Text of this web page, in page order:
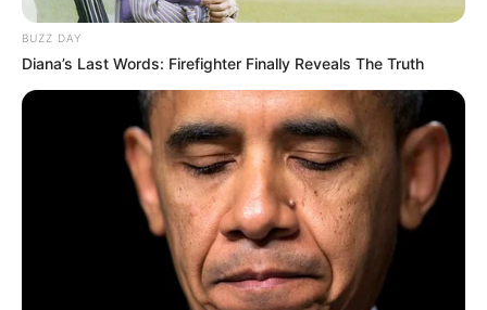
Αριστοτέλης Δαμίγος: Σε κλίμα βαθιάς
που έχασε τη ζωή του στη σύγκρουση
των ελικοπτέρων στην Ψάθα
Γιατί δεν υπήρχαν μικροσκοπικοί
δεινόσαυροι; – Τι αποκαλύπτουν νέες
έρευνες
Αντίστροφη μέτρηση για τον
πολιτιστικό θεσμό των “Ηπειρωτικών”
– Πρεμιέρα στις 22 Αυγούστου
BUZZ DAY
Diana’s Last Words: Firefighter Finally Reveals The Truth